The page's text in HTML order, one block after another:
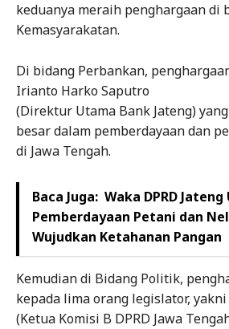
keduanya meraih penghargaan di
Kemasyarakatan.
Di bidang Perbankan,
Irianto Harko Saputro
(Direktur Utama Bank Jateng)
besar dalam pemberdayaan dan
di Jawa Tengah.
Baca Juga: Waka DPRD
Pemberdayaan Petani dan
Wujudkan Ketahanan Pangan
Kemudian di Bidang Politik,
kepada lima orang legislator,
(Ketua Komisi B DPRD Jawa